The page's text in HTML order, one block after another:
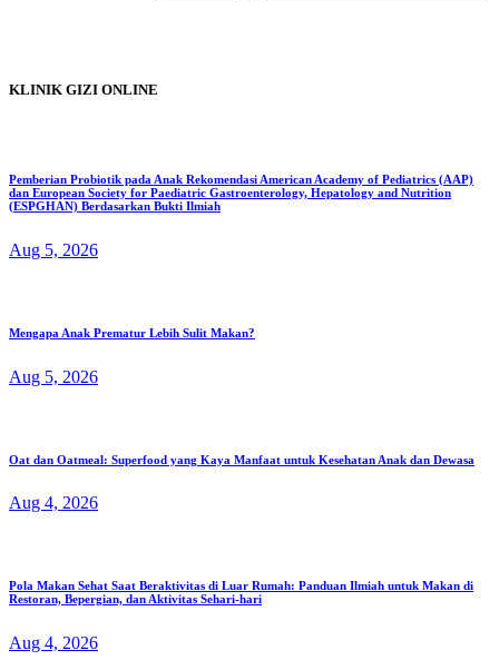
KLINIK GIZI ONLINE
Pemberian Probiotik pada Anak Rekomendasi American Academy of Pediatrics (AAP)
dan European Society for Paediatric Gastroenterology, Hepatology and Nutrition
(ESPGHAN) Berdasarkan Bukti Ilmiah
Aug 5, 2026
Mengapa Anak Prematur Lebih Sulit Makan?
Aug 5, 2026
Oat dan Oatmeal: Superfood yang Kaya Manfaat untuk Kesehatan Anak dan Dewasa
Aug 4, 2026
Pola Makan Sehat Saat Beraktivitas di Luar Rumah: Panduan Ilmiah untuk Makan di
Restoran, Bepergian, dan Aktivitas Sehari-hari
Aug 4, 2026